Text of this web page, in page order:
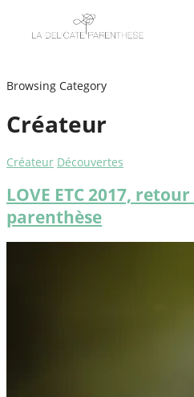
Browsing Category
Créateur
Créateur Découvertes
LOVE ETC 2017,
parenthèse